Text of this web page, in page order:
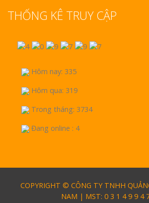
THỐNG KÊ TRUY CẬP
Hôm nay: 335
Hôm qua: 319
Trong tháng: 3734
Đang online : 4
COPYRIGHT © CÔNG TY TNHH
NAM | MST: 0 3 1 4 9 9 4